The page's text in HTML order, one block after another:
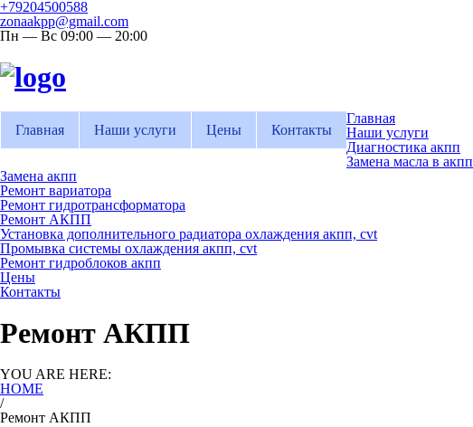
+79204500588
zonaakpp@gmail.com
Пн — Вс 09:00 — 20:00
Главная Наши услуги Цены Контакты
Главная
Наши услуги
Диагностика акпп
Замена масла в акпп
Замена акпп
Ремонт вариатора
Ремонт гидротрансформатора
Ремонт АКПП
Установка дополнительного радиатора охлаждения акпп, cvt
Промывка системы охлаждения акпп, cvt
Ремонт гидроблоков акпп
Цены
Контакты
Ремонт АКПП
YOU ARE HERE:
HOME
/
Ремонт АКПП